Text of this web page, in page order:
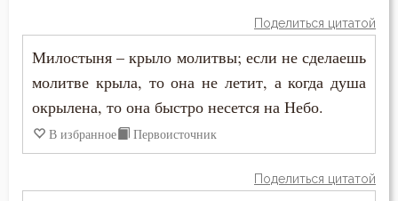
Красота
Крест
Крестное знамение
Поделиться цитатой
Милостыня – крыло молитвы; если не сделаешь
молитве крыла, то она не летит, а когда душа
окрылена, то она быстро несется на Небо.
В избранное Первоисточник
Поделиться цитатой